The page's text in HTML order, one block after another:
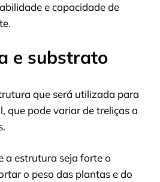
e capacidade de
e substrato
que será utilizada para
que pode variar de treliças a
a estrutura seja forte o
o peso das plantas e do